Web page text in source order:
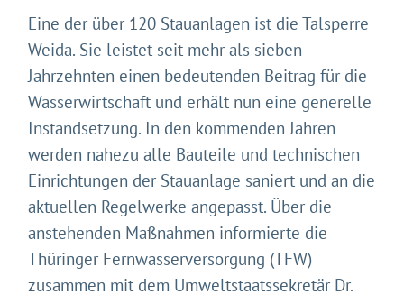
Eine der über 120 Stauanlagen ist die Talsperre
Weida. Sie leistet seit mehr als sieben
Jahrzehnten einen bedeutenden Beitrag für die
Wasserwirtschaft und erhält nun eine generelle
Instandsetzung. In den kommenden Jahren
werden nahezu alle Bauteile und technischen
Einrichtungen der Stauanlage saniert und an die
aktuellen Regelwerke angepasst. Über die
anstehenden Maßnahmen informierte die
Thüringer Fernwasserversorgung (TFW)
zusammen mit dem Umweltstaatssekretär Dr.